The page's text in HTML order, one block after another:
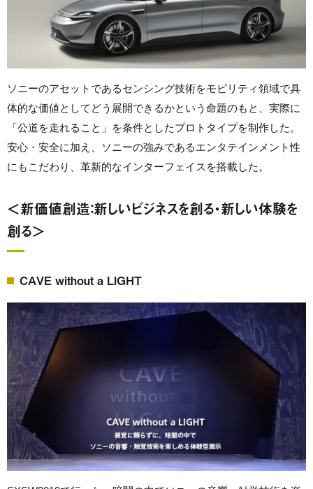
ソニーのアセットであるセンシング技術をモビリティ領域で具
体的な価値としてどう展開できるかという命題のもと、実際に
「公道を走れること」を条件としたプロトタイプを制作した。
安心・安全に加え、ソニーの強みであるエンタテインメント性
にもこだわり、革新的なインターフェイスを搭載した。
＜新価値創造：新しいビジネスを創る・新しい体験を
創る＞
CAVE without a LIGHT